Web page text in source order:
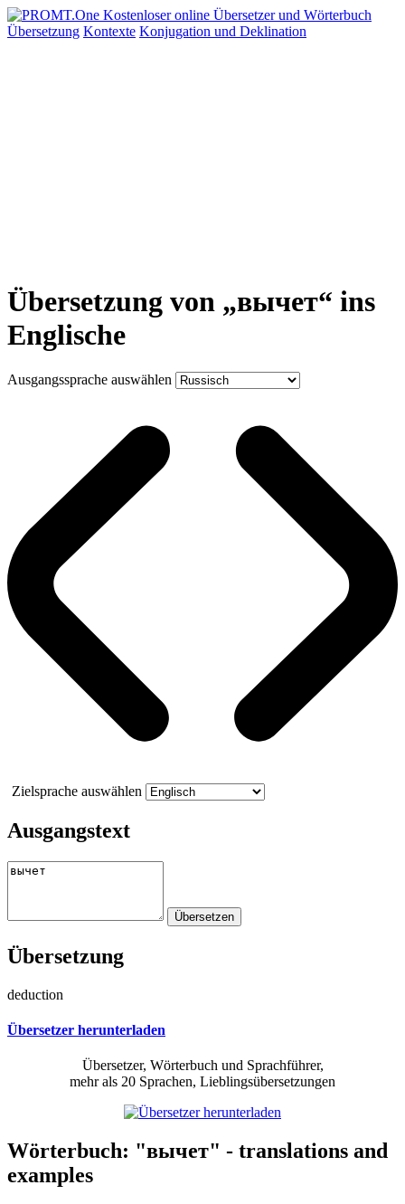
Übersetzung Kontexte Konjugation und Deklination
Übersetzung von „вычет“ ins
Englische
Ausgangssprache auswählen
Zielsprache auswählen
Ausgangstext
Übersetzung
deduction
Übersetzer herunterladen
Übersetzer, Wörterbuch und Sprachführer,
mehr als 20 Sprachen, Lieblingsübersetzungen
Wörterbuch: "вычет" - translations and
examples